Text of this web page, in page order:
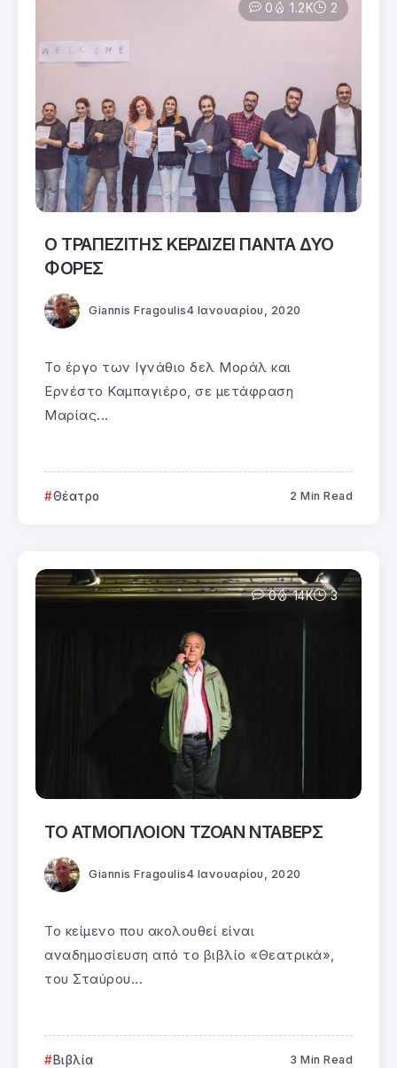
0 1.2K 2
Ο ΤΡΑΠΕΖΙΤΗΣ ΚΕΡΔΙΖΕΙ ΠΑΝΤΑ ΔΥΟ
ΦΟΡΕΣ
Giannis Fragoulis4 Ιανουαρίου, 2020
Το έργο των Ιγνάθιο δελ Μοράλ και
Ερνέστο Καμπαγιέρο, σε μετάφραση
Μαρίας...
Θέατρο 2 Min Read
0 14K 3
ΤΟ ΑΤΜΟΠΛΟΙΟΝ ΤΖΟΑΝ ΝΤΑΒΕΡΣ
Giannis Fragoulis4 Ιανουαρίου, 2020
Το κείμενο που ακολουθεί είναι
αναδημοσίευση από το βιβλίο «Θεατρικά»,
του Σταύρου...
Βιβλία 3 Min Read